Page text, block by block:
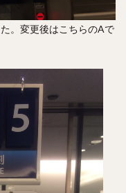
。変更後はこちらのAで